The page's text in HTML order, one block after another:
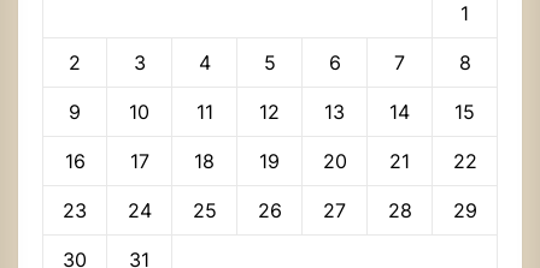
1
2 3 4 5 6 7 8
9 10 11 12 13 14 15
16 17 18 19 20 21 22
23 24 25 26 27 28 29
30 31